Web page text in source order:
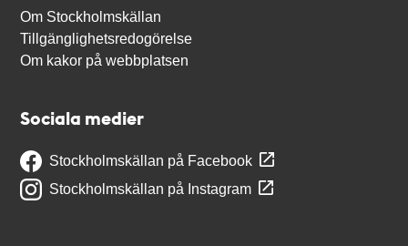
Om Stockholmskällan
Tillgänglighetsredogörelse
Om kakor på webbplatsen
Sociala medier
Stockholmskällan på Facebook
Stockholmskällan på Instagram